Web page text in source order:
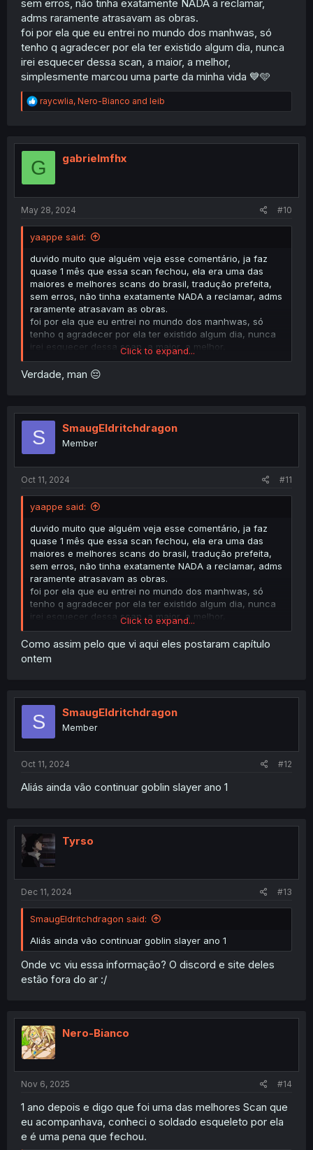
sem erros, não tinha exatamente NADA a reclamar,
adms raramente atrasavam as obras.
foi por ela que eu entrei no mundo dos manhwas, só
tenho q agradecer por ela ter existido algum dia, nunca
irei esquecer dessa scan, a maior, a melhor,
simplesmente marcou uma parte da minha vida 💙🩵
R
e
t
o
raycwlia, Nero-Bianco and leib
G gabrielmfhx
May 28, 2024 #10
yaappe said:
duvido muito que alguém veja esse comentário, ja faz
quase 1 mês que essa scan fechou, ela era uma das
maiores e melhores scans do brasil, tradução prefeita,
sem erros, não tinha exatamente NADA a reclamar, adms
raramente atrasavam as obras.
foi por ela que eu entrei no mundo dos manhwas, só
tenho q agradecer por ela ter existido algum dia, nunca
irei esquecer dessa scan, a maior, a melhor,
simplesmente marcou uma parte da minha vida 💙🩵
Click to expand...
Verdade, man 😔
S SmaugEldritchdragon
Member
Oct 11, 2024 #11
yaappe said:
duvido muito que alguém veja esse comentário, ja faz
quase 1 mês que essa scan fechou, ela era uma das
maiores e melhores scans do brasil, tradução prefeita,
sem erros, não tinha exatamente NADA a reclamar, adms
raramente atrasavam as obras.
foi por ela que eu entrei no mundo dos manhwas, só
tenho q agradecer por ela ter existido algum dia, nunca
irei esquecer dessa scan, a maior, a melhor,
simplesmente marcou uma parte da minha vida 💙🩵
Click to expand...
Como assim pelo que vi aqui eles postaram capítulo
ontem
S SmaugEldritchdragon
Member
Oct 11, 2024 #12
Aliás ainda vão continuar goblin slayer ano 1
Tyrso
Dec 11, 2024 #13
SmaugEldritchdragon said:
Aliás ainda vão continuar goblin slayer ano 1
Onde vc viu essa informação? O discord e site deles
estão fora do ar :/
Nero-Bianco
Nov 6, 2025 #14
1 ano depois e digo que foi uma das melhores Scan que
eu acompanhava, conheci o soldado esqueleto por ela
e é uma pena que fechou.